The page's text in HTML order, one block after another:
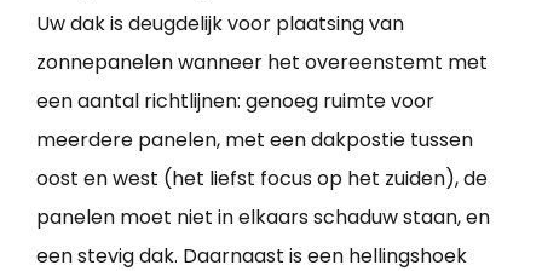
Uw dak is deugdelijk voor plaatsing van
zonnepanelen wanneer het overeenstemt met
een aantal richtlijnen: genoeg ruimte voor
meerdere panelen, met een dakpostie tussen
oost en west (het liefst focus op het zuiden), de
panelen moet niet in elkaars schaduw staan, en
een stevig dak. Daarnaast is een hellingshoek